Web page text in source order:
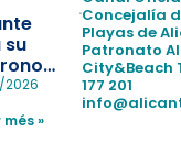
de niños
y
con
de socorrismo
su
el
»
Concejalía
Playas de
Patronato
City&Beach
177 201